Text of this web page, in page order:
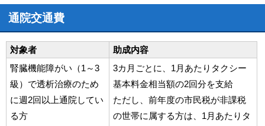
通院交通費
対象者
助成内容
腎臓機能障がい（1～3
級）で透析治療のため
に週2回以上通院してい
る方
3カ月ごとに、1月あたりタクシー
基本料金相当額の2回分を支給
ただし、前年度の市民税が非課税
の世帯に属する方は、1月あたりタ